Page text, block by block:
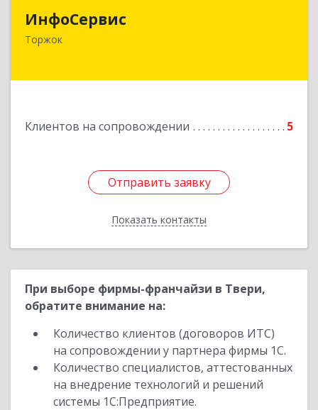
ИнфоСервис
Торжок
Клиентов на сопровождении 5
Отправить заявку
Показать контакты
172002, Тверская обл, Торжок г, Радищева ул,
Подробнее
Отправить заявку
Назад
При выборе фирмы-франчайзи в Твери,
обратите внимание на:
Количество клиентов (договоров ИТС)
на сопровождении у партнера фирмы 1С.
Количество специалистов, аттестованных
на внедрение технологий и решений
системы 1С:Предприятие.